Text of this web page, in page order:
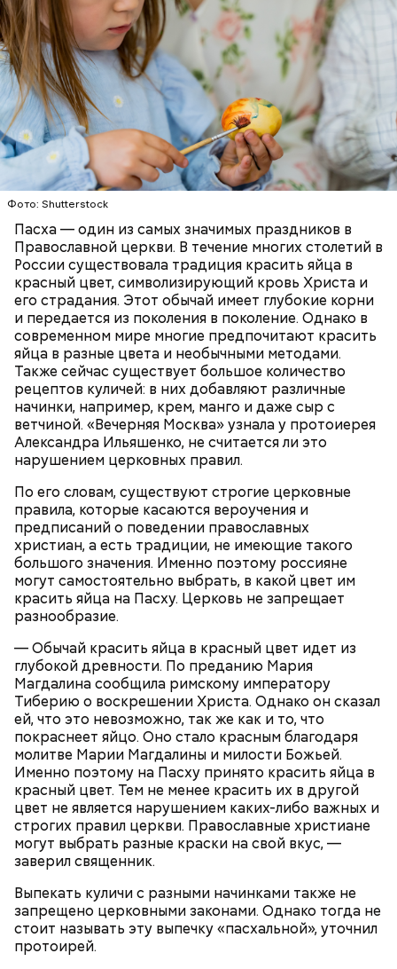
Фото: Shutterstock
Пасха — один из самых значимых праздников в
Православной церкви. В течение многих столетий в
России существовала традиция красить яйца в
красный цвет, символизирующий кровь Христа и
его страдания. Этот обычай имеет глубокие корни
и передается из поколения в поколение. Однако в
современном мире многие предпочитают красить
яйца в разные цвета и необычными методами.
Также сейчас существует большое количество
рецептов куличей: в них добавляют различные
начинки, например, крем, манго и даже сыр с
ветчиной. «Вечерняя Москва» узнала у протоиерея
Александра Ильяшенко, не считается ли это
нарушением церковных правил.
По его словам, существуют строгие церковные
правила, которые касаются вероучения и
предписаний о поведении православных
христиан, а есть традиции, не имеющие такого
большого значения. Именно поэтому россияне
могут самостоятельно выбрать, в какой цвет им
красить яйца на Пасху. Церковь не запрещает
разнообразие.
— Обычай красить яйца в красный цвет идет из
глубокой древности. По преданию Мария
Магдалина сообщила римскому императору
Тиберию о воскрешении Христа. Однако он сказал
ей, что это невозможно, так же как и то, что
покраснеет яйцо. Оно стало красным благодаря
молитве Марии Магдалины и милости Божьей.
Именно поэтому на Пасху принято красить яйца в
красный цвет. Тем не менее красить их в другой
цвет не является нарушением каких-либо важных и
строгих правил церкви. Православные христиане
могут выбрать разные краски на свой вкус, —
заверил священник.
Выпекать куличи с разными начинками также не
запрещено церковными законами. Однако тогда не
стоит называть эту выпечку «пасхальной», уточнил
протоирей.
Спагетти из кабачков
Ингредиенты:
кабачок;
брынза;
растительное масло;
Терапевт Кондрахин назвал
продукты и напитки, которые
выводят токсины из организма
Ранние плоды, по словам врача, лучше не есть:
беременным, кормящим женщинам;
людям с ослабленной иммунной системой;
пожилым;
детям.
— Там может содержаться огромное количество
нитратов, которое вызовет головокружение,
гипоксию и ухудшение физического состояния, —
предостерегла Соломатина.
Чистит сосуды и защищает от
рака: чем полезен кресс-салат